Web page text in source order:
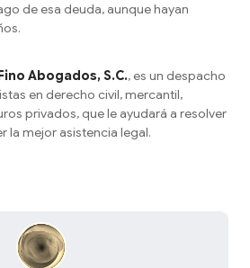
de esa deuda, aunque hayan
Abogados, S.C., es un despacho
en derecho civil, mercantil,
privados, que le ayudará a resolver
la mejor asistencia legal.